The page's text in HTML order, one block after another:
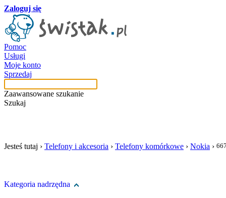
Zaloguj się
Pomoc
Usługi
Moje konto
Sprzedaj
Zaawansowane szukanie
Szukaj
Jesteś tutaj › Telefony i akcesoria › Telefony komórkowe › Nokia ›
Kategoria nadrzędna